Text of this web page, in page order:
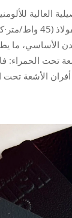
اختراق الحرارة بسرعة، مما
الأساسي،
تحت الحمراء:
شدة إشعاعية أعلى مقارنةً